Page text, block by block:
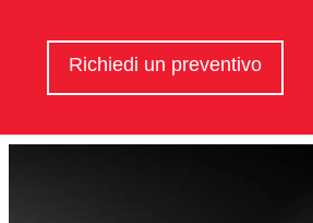
Richiedi un preventivo